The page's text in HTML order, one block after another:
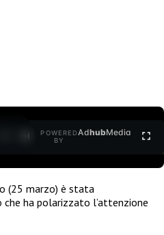
POWERED
BY
AdhubMedia
(25 marzo) è stata
ha polarizzato l’attenzione